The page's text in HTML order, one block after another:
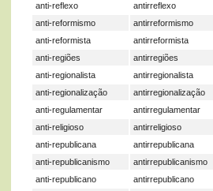
anti-reflexo
antirreflexo
anti-reformismo
antirreformismo
anti-reformista
antirreformista
anti-regiões
antirregiões
anti-regionalista
antirregionalista
anti-regionalização
antirregionalização
anti-regulamentar
antirregulamentar
anti-religioso
antirreligioso
anti-republicana
antirrepublicana
anti-republicanismo
antirrepublicanismo
anti-republicano
antirrepublicano